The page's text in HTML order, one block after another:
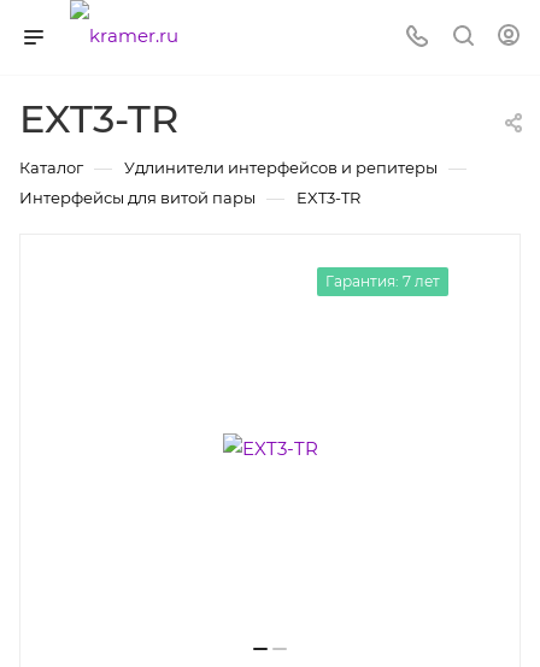
EXT3-TR
Каталог — Удлинители интерфейсов и репитеры —
Интерфейсы для витой пары — EXT3-TR
Гарантия: 7 лет